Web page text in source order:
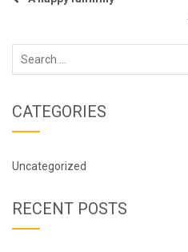
CATEGORIES
Uncategorized
RECENT POSTS